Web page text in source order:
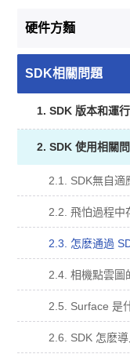
硬件方麵
SDK相關問題
1. SDK 版本和運
2. SDK 使用相關
2.1. SDK無自
2.2. 飛怕過程中
2.4. 相機點雲
2.5. Surface
2.6. SDK 怎麽